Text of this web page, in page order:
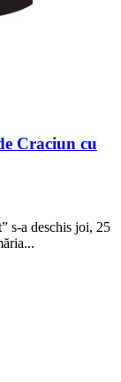
Craciun cu
s-a deschis joi, 25